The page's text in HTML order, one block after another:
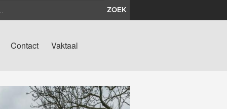
ZOEK
Contact Vaktaal